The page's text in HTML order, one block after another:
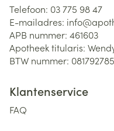
Telefoon: 03 775 98 47
E-mailadres: info@
APB nummer: 461603
Apotheek titularis:
BTW nummer:
Klantenservice
FAQ